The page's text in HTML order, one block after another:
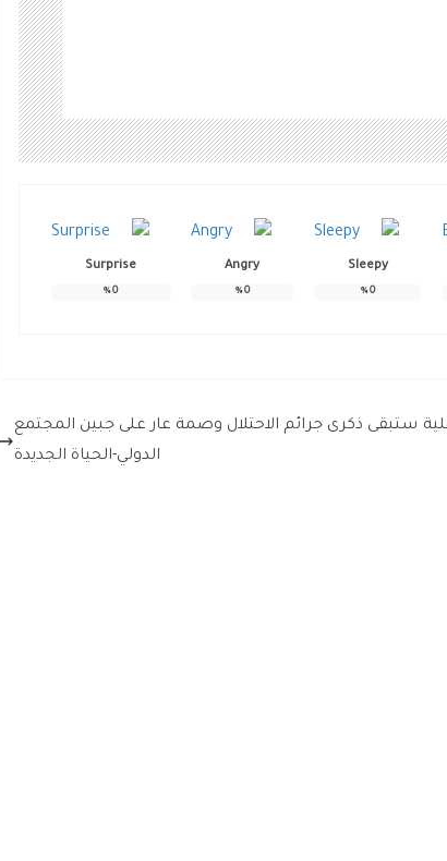
Sleepy
0
%
Angry
0
%
Surprise
0
%
ستبقى ذكرى جرائم الاحتلال وصمة عار على جبين المجتمع
الدولي-الحياة الجديدة